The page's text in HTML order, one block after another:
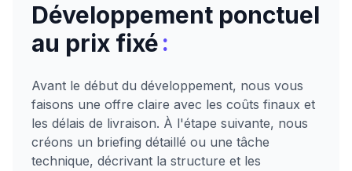
Développement ponctuel
au prix fixé:
Avant le début du développement, nous vous
faisons une offre claire avec les coûts finaux et
les délais de livraison. À l'étape suivante, nous
créons un briefing détaillé ou une tâche
technique, décrivant la structure et les